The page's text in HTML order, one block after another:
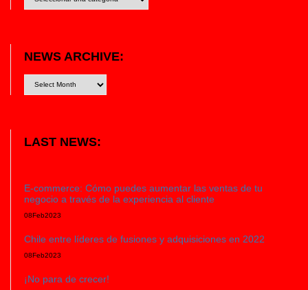
NEWS ARCHIVE:
LAST NEWS:
E-commerce: Cómo puedes aumentar las ventas de tu
negocio a través de la experiencia al cliente
08Feb2023
Chile entre líderes de fusiones y adquisiciones en 2022
08Feb2023
¡No para de crecer!